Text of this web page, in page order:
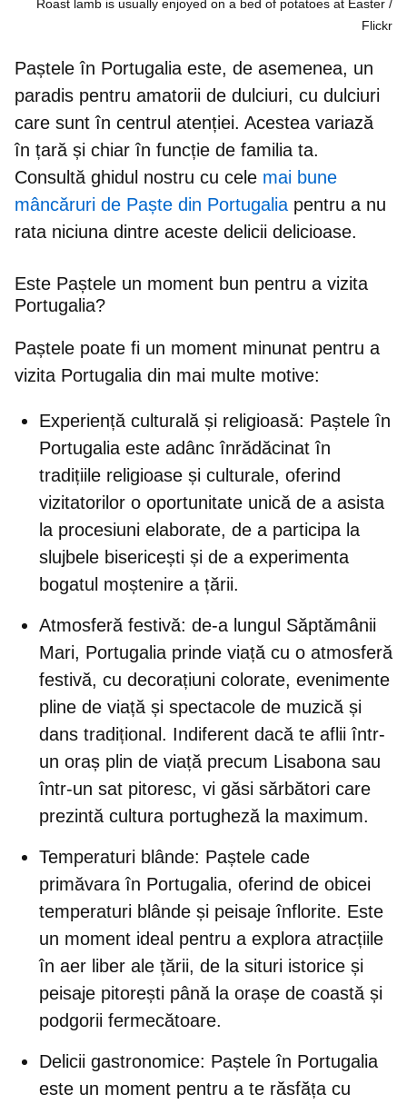
Roast lamb is usually enjoyed on a bed of potatoes at Easter
Flickr
Paștele în Portugalia este, de asemenea, un
paradis pentru amatorii de dulciuri, cu dulciuri
care sunt în centrul atenției. Acestea variază
în țară și chiar în funcție de familia ta.
Consultă ghidul nostru cu cele mai bune
mâncăruri de Paște din Portugalia pentru a nu
rata niciuna dintre aceste delicii delicioase.
Este Paștele un moment bun pentru a vizita
Portugalia?
Paștele poate fi un moment minunat pentru a
vizita Portugalia din mai multe motive:
Experiență culturală și religioasă: Paștele în
Portugalia este adânc înrădăcinat în
tradițiile religioase și culturale, oferind
vizitatorilor o oportunitate unică de a asista
la procesiuni elaborate, de a participa la
slujbele bisericești și de a experimenta
bogatul moștenire a țării.
Atmosferă festivă: de-a lungul Săptămânii
Mari, Portugalia prinde viață cu o atmosferă
festivă, cu decorațiuni colorate, evenimente
pline de viață și spectacole de muzică și
dans tradițional. Indiferent dacă te aflii într-
un oraș plin de viață precum Lisabona sau
într-un sat pitoresc, vi găsi sărbători care
prezintă cultura portugheză la maximum.
Temperaturi blânde: Paștele cade
primăvara în Portugalia, oferind de obicei
temperaturi blânde și peisaje înflorite. Este
un moment ideal pentru a explora atracțiile
în aer liber ale țării, de la situri istorice și
peisaje pitorești până la orașe de coastă și
podgorii fermecătoare.
Delicii gastronomice: Paștele în Portugalia
este un moment pentru a te răsfăța cu